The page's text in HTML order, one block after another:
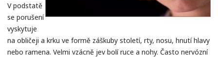
V podstatě
se porušení
vyskytuje
na obličeji a krku ve formě záškuby století, rty, nosu, hnutí hlavy
nebo ramena. Velmi vzácně jev bolí ruce a nohy. Často nervózní